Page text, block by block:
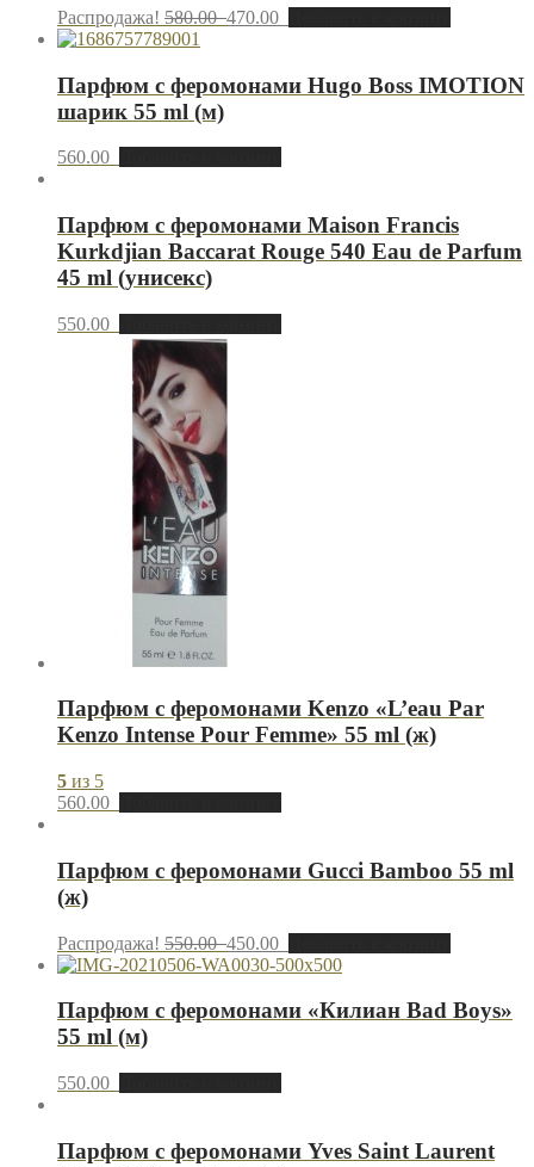
Распродажа! 580.00470.00
Парфюм с феромонами Hugo Boss IMOTION
шарик 55 ml (м)
560.00
Парфюм с феромонами Maison Francis
Kurkdjian Baccarat Rouge 540 Eau de Parfum
45 ml (унисекс)
550.00
Парфюм с феромонами Kenzo «L’eau Par
Kenzo Intense Pour Femme» 55 ml (ж)
5 из 5
560.00
Парфюм с феромонами Gucci Bamboo 55 ml
(ж)
Распродажа! 550.00450.00
Парфюм с феромонами «Килиан Bad Boys»
55 ml (м)
550.00
Парфюм с феромонами Yves Saint Laurent